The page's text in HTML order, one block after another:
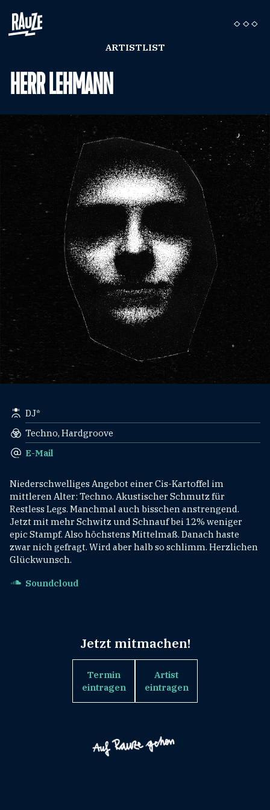
ARTISTLIST
HERR LEHMANN
DJ*
Techno, Hardgroove
E-Mail
Niederschwelliges Angebot einer Cis-Kartoffel im
mittleren Alter: Techno. Akustischer Schmutz für
Restless Legs. Manchmal auch bisschen anstrengend.
Jetzt mit mehr Schwitz und Schnauf bei 12% weniger
epic Stampf. Also höchstens Mittelmaß. Danach haste
zwar nich gefragt. Wird aber halb so schlimm. Herzlichen
Glückwunsch.
Soundcloud
Jetzt mitmachen!
Termin
eintragen
Artist
eintragen